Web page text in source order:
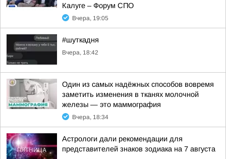
Калуге – Форум СПО
Вчера, 19:05
#шуткадня
Вчера, 18:42
Один из самых надёжных способов вовремя
заметить изменения в тканях молочной
железы — это маммография
Вчера, 18:34
Астрологи дали рекомендации для
представителей знаков зодиака на 7 августа